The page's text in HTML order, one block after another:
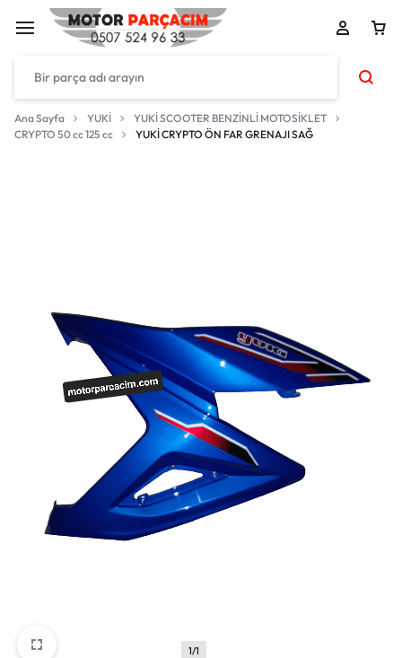
Ana Sayfa YUKİ
YUKİ SCOOTER BENZİNLİ MOTOSİKLET
CRYPTO 50 cc 125 cc
YUKİ CRYPTO ÖN FAR GRENAJI SAĞ
1/1